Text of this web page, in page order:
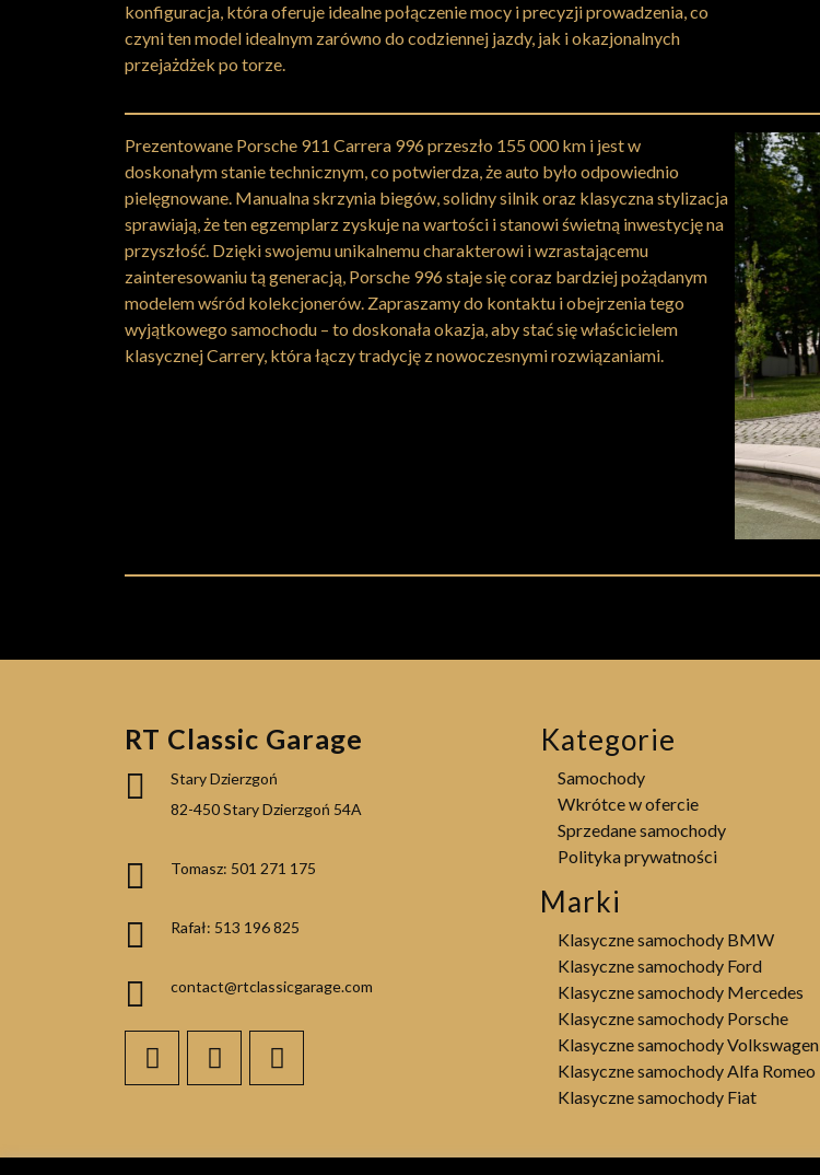
konfiguracja, która oferuje idealne połączenie mocy i precyzji prowadzenia, co
czyni ten model idealnym zarówno do codziennej jazdy, jak i okazjonalnych
przejażdżek po torze.
Prezentowane Porsche 911 Carrera 996 przeszło 155 000 km i jest w
doskonałym stanie technicznym, co potwierdza, że auto było odpowiednio
pielęgnowane. Manualna skrzynia biegów, solidny silnik oraz klasyczna stylizacja
sprawiają, że ten egzemplarz zyskuje na wartości i stanowi świetną inwestycję na
przyszłość. Dzięki swojemu unikalnemu charakterowi i wzrastającemu
zainteresowaniu tą generacją, Porsche 996 staje się coraz bardziej pożądanym
modelem wśród kolekcjonerów. Zapraszamy do kontaktu i obejrzenia tego
wyjątkowego samochodu – to doskonała okazja, aby stać się właścicielem
klasycznej Carrery, która łączy tradycję z nowoczesnymi rozwiązaniami.
RT Classic Garage
Stary Dzierzgoń
82-450 Stary Dzierzgoń 54A
Tomasz: 501 271 175
Rafał: 513 196 825
contact@rtclassicgarage.com
Kategorie
Samochody
Wkrótce w ofercie
Sprzedane samochody
Polityka prywatności
Marki
Klasyczne samochody BMW
Klasyczne samochody Ford
Klasyczne samochody Mercedes
Klasyczne samochody Porsche
Klasyczne samochody Volkswagen
Klasyczne samochody Alfa Romeo
Klasyczne samochody Fiat